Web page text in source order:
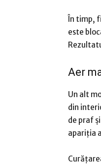
În timp,
este
Aer
Un alt
din
de praf
apariția